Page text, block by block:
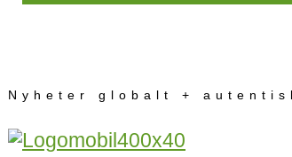
Nyheter globalt +